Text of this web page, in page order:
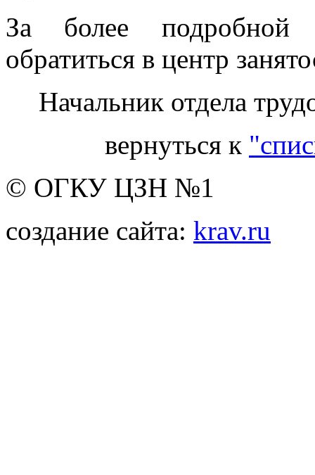
За более подробной
обратиться в центр
Начальник отдела
вернуться к
© ОГКУ ЦЗН №1
создание сайта: krav.ru